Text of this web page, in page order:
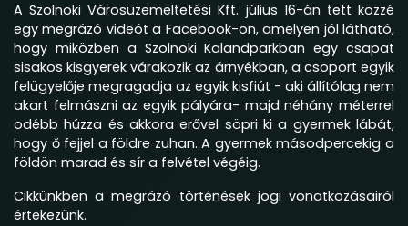
A Szolnoki Városüzemeltetési Kft. július 16-án tett közzé
egy megrázó videót a Facebook-on, amelyen jól látható,
hogy miközben a Szolnoki Kalandparkban egy csapat
sisakos kisgyerek várakozik az árnyékban, a csoport egyik
felügyelője megragadja az egyik kisfiút - aki állítólag nem
akart felmászni az egyik pályára- majd néhány méterrel
odébb húzza és akkora erővel söpri ki a gyermek lábát,
hogy ő fejjel a földre zuhan. A gyermek másodpercekig a
földön marad és sír a felvétel végéig.
Cikkünkben a megrázó történések jogi vonatkozásairól
értekezünk.